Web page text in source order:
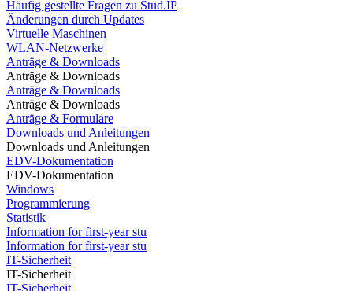
Häufig gestellte Fragen zu Stud.IP
Änderungen durch Updates
Virtuelle Maschinen
WLAN-Netzwerke
Anträge & Downloads
Anträge & Downloads
Anträge & Downloads
Anträge & Downloads
Anträge & Formulare
Downloads und Anleitungen
Downloads und Anleitungen
EDV-Dokumentation
EDV-Dokumentation
Windows
Programmierung
Statistik
Information for first-year stu
Information for first-year stu
IT-Sicherheit
IT-Sicherheit
IT-Sicherheit